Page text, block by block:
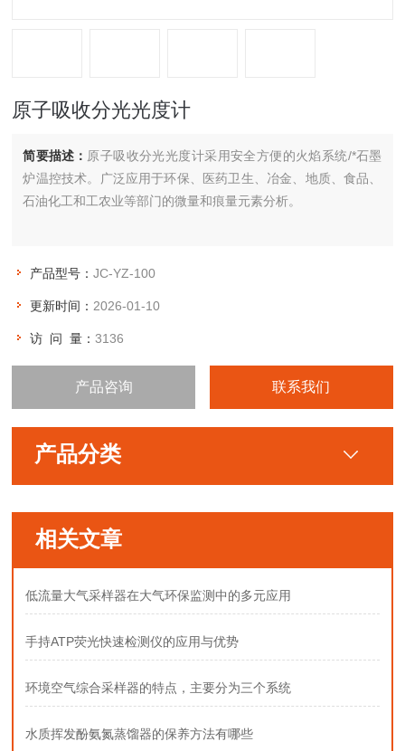
原子吸收分光光度计
简要描述： 原子吸收分光光度计采用安全方便的火焰系统/*石墨
炉温控技术。广泛应用于环保、医药卫生、冶金、地质、食品、
石油化工和工农业等部门的微量和痕量元素分析。
产品型号：JC-YZ-100
更新时间： 2026-01-10
访 问 量：3136
产品咨询 联系我们
产品分类
相关文章
低流量大气采样器在大气环保监测中的多元应用
手持ATP荧光快速检测仪的应用与优势
环境空气综合采样器的特点，主要分为三个系统
水质挥发酚氨氮蒸馏器的保养方法有哪些